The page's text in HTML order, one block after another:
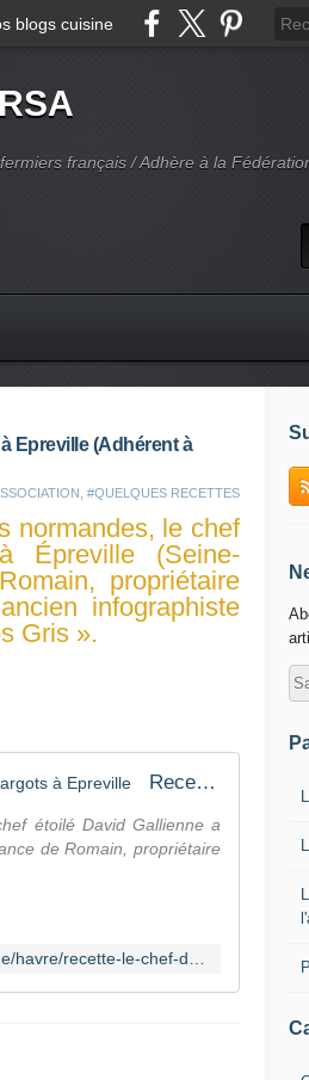
blogs cuisine
français / Adhère à la
Epreville (Adhérent à
#QUELQUES RECETTES
normandes, le chef
Épreville (Seine-
propriétaire
infographiste
Gris ».
Recette. Le chef David Gallienne cuisine une cassolette d'escargots à Epreville
étoilé David Gallienne a
de Romain, propriétaire